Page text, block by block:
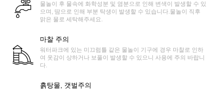
물놀이 후 물속에 화학성분 및 염분으로 인해 변색이 발생할 수 있
으며, 땀으로 인해 부분 탁생이 발생할 수 있습니다.물놀이 직후
맑은 물로 세탁해주세요.
마찰 주의
워터파크에 있는 미끄럼틀 같은 물놀이 기구에 경우 마찰로 인하
여 옷감이 상하거나 보풀이 발생할 수 있으니 사용에 주의 바랍니
다.
흙탕물, 갯벌주의